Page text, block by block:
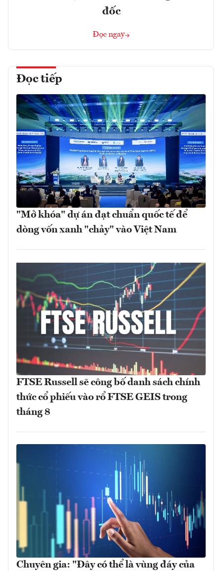
đốc
Đọc ngay
Đọc tiếp
"Mở khóa" dự án đạt chuẩn quốc tế để
dòng vốn xanh "chảy" vào Việt Nam
FTSE Russell sẽ công bố danh sách chính
thức cổ phiếu vào rổ FTSE GEIS trong
tháng 8
Chuyên gia: "Đây có thể là vùng đáy của